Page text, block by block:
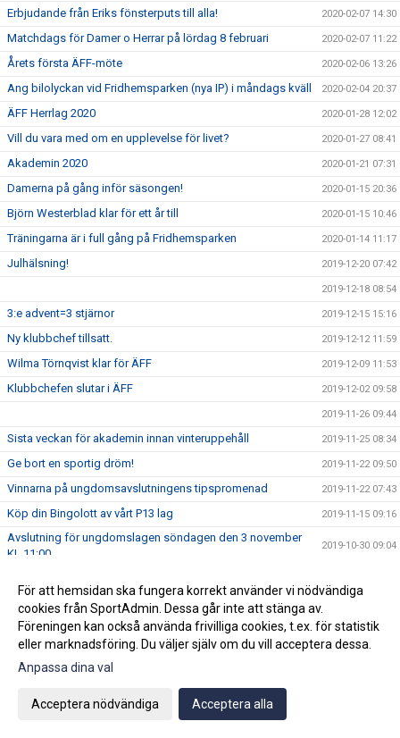
Erbjudande från Eriks fönsterputs till alla! 2020-02-07 14:30
Matchdags för Damer o Herrar på lördag 8 februari 2020-02-07 11:22
Årets första ÄFF-möte 2020-02-06 13:26
Ang bilolyckan vid Fridhemsparken (nya IP) i måndags kväll 2020-02-04 20:37
ÄFF Herrlag 2020 2020-01-28 12:02
Vill du vara med om en upplevelse för livet? 2020-01-27 08:41
Akademin 2020 2020-01-21 07:31
Damerna på gång inför säsongen! 2020-01-15 20:36
Björn Westerblad klar för ett år till 2020-01-15 10:46
Träningarna är i full gång på Fridhemsparken 2020-01-14 11:17
Julhälsning! 2019-12-20 07:42
2019-12-18 08:54
3:e advent=3 stjärnor 2019-12-15 15:16
Ny klubbchef tillsatt. 2019-12-12 11:59
Wilma Törnqvist klar för ÄFF 2019-12-09 11:53
Klubbchefen slutar i ÄFF 2019-12-02 09:58
2019-11-26 09:44
Sista veckan för akademin innan vinteruppehåll 2019-11-25 08:34
Ge bort en sportig dröm! 2019-11-22 09:50
Vinnarna på ungdomsavslutningens tipspromenad 2019-11-22 07:43
Köp din Bingolott av vårt P13 lag 2019-11-15 09:16
Avslutning för ungdomslagen söndagen den 3 november
KL 11:00
2019-10-30 09:04
Vi välkomnar Mikael " Ragge" Ragvald till ÄFF
F17 FÖR- EM Spanien - Sverige 2019-08-18 08:20
Sommarproffsläger 2019 2019-08-14 11:14
Vinnare i 50/50 lotteriet 11/8
ÄFF söker matchsekreterare
För att hemsidan ska fungera korrekt använder vi nödvändiga
cookies från SportAdmin. Dessa går inte att stänga av.
Föreningen kan också använda frivilliga cookies, t.ex. för statistik
eller marknadsföring. Du väljer själv om du vill acceptera dessa.
Anpassa dina val
Acceptera nödvändiga Acceptera alla